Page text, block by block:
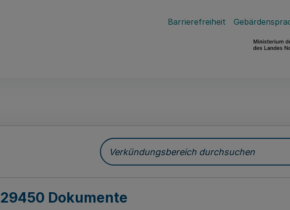
Barrierefreiheit
Verkündungsbereich durchsuchen
29450 Dokumente